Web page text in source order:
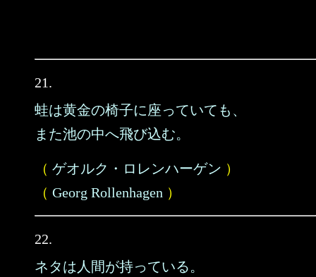
21.
蛙は黄金の椅子に座っていても、
また池の中へ飛び込む。
（ ゲオルク・ロレンハーゲン ）
（ Georg Rollenhagen ）
22.
ネタは人間が持っている。